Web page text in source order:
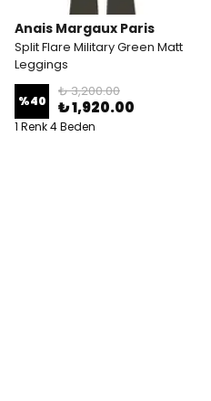
Anais Margaux Paris
Split Flare Military Green Matt
Leggings
%40
₺ 3,200.00
₺ 1,920.00
1 Renk 4 Beden